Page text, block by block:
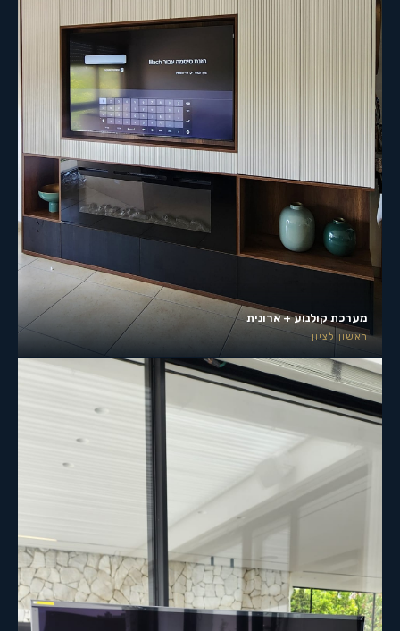
מערכת קולנוע + ארונית
ראשון לציון